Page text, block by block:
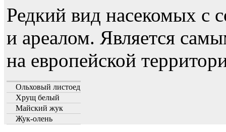
Редкий вид насекомых с
и ареалом. Является
на европейской
Ольховый листоед
Хрущ белый
Майский жук
Жук-олень